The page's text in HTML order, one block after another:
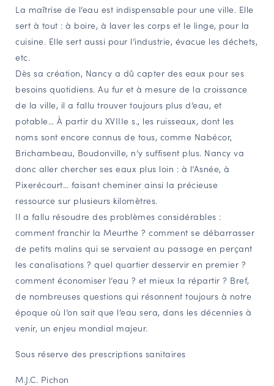
PORTAIL CULTURE
Comité d'Histoire Régionale
Service Inventaire et Patrimoines de la Région Grand Est
VOUS ÊTES…
Amateurs d’histoire et de patrimoine
Étudiants & chercheurs
La maîtrise de l’eau est indispensable pour une ville. Elle
sert à tout : à boire, à laver les corps et le linge, pour la
cuisine. Elle sert aussi pour l’industrie, évacue les déchets,
etc.
Dès sa création, Nancy a dû capter des eaux pour ses
besoins quotidiens. Au fur et à mesure de la croissance
de la ville, il a fallu trouver toujours plus d’eau, et
potable… À partir du XVIIIe s., les ruisseaux, dont les
noms sont encore connus de tous, comme Nabécor,
Brichambeau, Boudonville, n’y suffisent plus. Nancy va
donc aller chercher ses eaux plus loin : à l’Asnée, à
Pixerécourt… faisant cheminer ainsi la précieuse
ressource sur plusieurs kilomètres.
Il a fallu résoudre des problèmes considérables :
comment franchir la Meurthe ? comment se débarrasser
de petits malins qui se servaient au passage en perçant
les canalisations ? quel quartier desservir en premier ?
comment économiser l’eau ? et mieux la répartir ? Bref,
de nombreuses questions qui résonnent toujours à notre
époque où l’on sait que l’eau sera, dans les décennies à
venir, un enjeu mondial majeur.
Sous réserve des prescriptions sanitaires
M.J.C. Pichon